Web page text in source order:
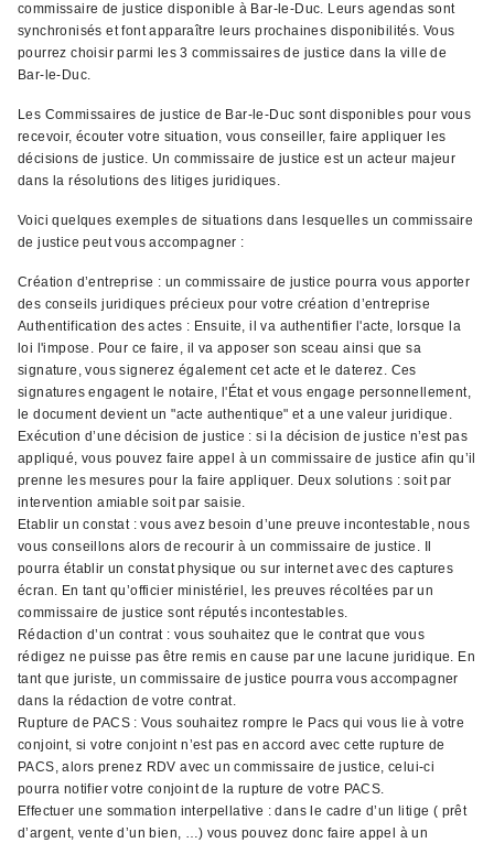
commissaire de justice disponible à Bar-le-Duc. Leurs agendas sont
synchronisés et font apparaître leurs prochaines disponibilités. Vous
pourrez choisir parmi les 3 commissaires de justice dans la ville de
Bar-le-Duc.
Les Commissaires de justice de Bar-le-Duc sont disponibles pour vous
recevoir, écouter votre situation, vous conseiller, faire appliquer les
décisions de justice. Un commissaire de justice est un acteur majeur
dans la résolutions des litiges juridiques.
Voici quelques exemples de situations dans lesquelles un commissaire
de justice peut vous accompagner :
Création d’entreprise : un commissaire de justice pourra vous apporter
des conseils juridiques précieux pour votre création d’entreprise
Authentification des actes : Ensuite, il va authentifier l'acte, lorsque la
loi l'impose. Pour ce faire, il va apposer son sceau ainsi que sa
signature, vous signerez également cet acte et le daterez. Ces
signatures engagent le notaire, l'État et vous engage personnellement,
le document devient un "acte authentique" et a une valeur juridique.
Exécution d’une décision de justice : si la décision de justice n’est pas
appliqué, vous pouvez faire appel à un commissaire de justice afin qu’il
prenne les mesures pour la faire appliquer. Deux solutions : soit par
intervention amiable soit par saisie.
Etablir un constat : vous avez besoin d’une preuve incontestable, nous
vous conseillons alors de recourir à un commissaire de justice. Il
pourra établir un constat physique ou sur internet avec des captures
écran. En tant qu’officier ministériel, les preuves récoltées par un
commissaire de justice sont réputés incontestables.
Rédaction d’un contrat : vous souhaitez que le contrat que vous
rédigez ne puisse pas être remis en cause par une lacune juridique. En
tant que juriste, un commissaire de justice pourra vous accompagner
dans la rédaction de votre contrat.
Rupture de PACS : Vous souhaitez rompre le Pacs qui vous lie à votre
conjoint, si votre conjoint n’est pas en accord avec cette rupture de
PACS, alors prenez RDV avec un commissaire de justice, celui-ci
pourra notifier votre conjoint de la rupture de votre PACS.
Effectuer une sommation interpellative : dans le cadre d’un litige ( prêt
d’argent, vente d’un bien, …) vous pouvez donc faire appel à un